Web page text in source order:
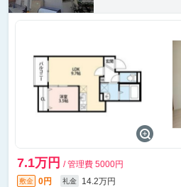
7.1万円 / 管理費 5000円
敷金 0円 礼金
14.2万円